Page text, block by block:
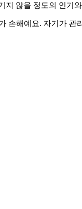
않을 정도의 인기
손해예요. 자기가 관